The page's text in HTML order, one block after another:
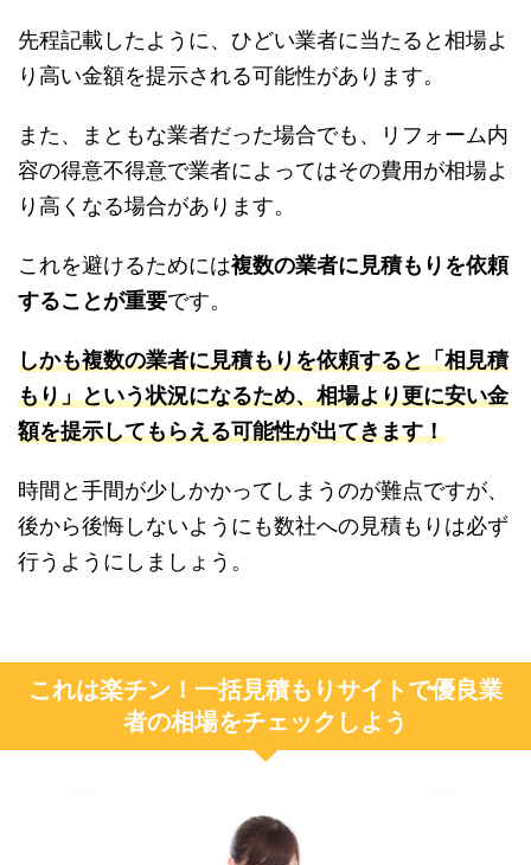
先程記載したように、ひどい業者に当たると相場よ
り高い金額を提示される可能性があります。
また、まともな業者だった場合でも、リフォーム内
容の得意不得意で業者によってはその費用が相場よ
り高くなる場合があります。
これを避けるためには複数の業者に見積もりを依頼
することが重要です。
しかも複数の業者に見積もりを依頼すると「相見積
もり」という状況になるため、相場より更に安い金
額を提示してもらえる可能性が出てきます！
時間と手間が少しかかってしまうのが難点ですが、
後から後悔しないようにも数社への見積もりは必ず
行うようにしましょう。
これは楽チン！一括見積もりサイトで優良業
者の相場をチェックしよう